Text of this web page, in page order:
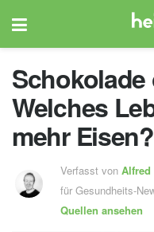
Welches
mehr Eisen?
Verfasst von Alfred
für Gesundheits-
Quellen ansehen